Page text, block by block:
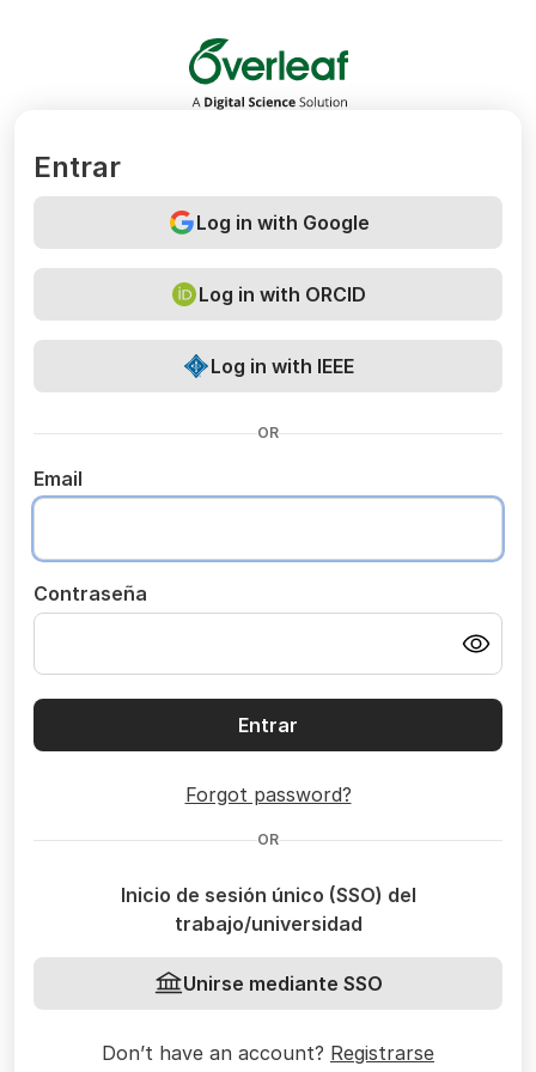
Overleaf
Entrar
Log in with Google
Log in with ORCID
Log in with IEEE
OR
Email
Contraseña
Entrar
Forgot password?
OR
Inicio de sesión único (SSO) del
trabajo/universidad
Unirse mediante SSO
Don’t have an account? Registrarse